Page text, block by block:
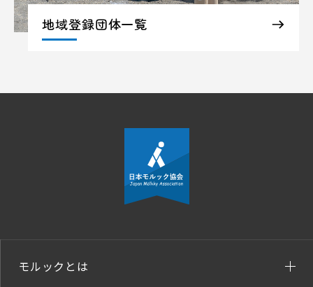
地域登録団体一覧
モルックとは